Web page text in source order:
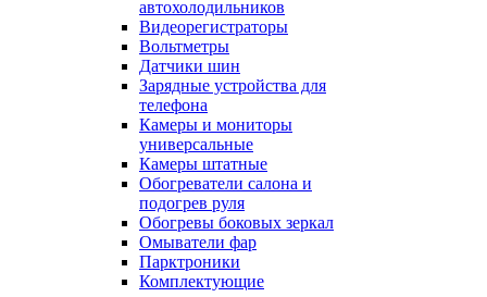
автохолодильников
Видеорегистраторы
Вольтметры
Датчики шин
Зарядные устройства для
телефона
Камеры и мониторы
универсальные
Камеры штатные
Обогреватели салона и
подогрев руля
Обогревы боковых зеркал
Омыватели фар
Парктроники
Комплектующие